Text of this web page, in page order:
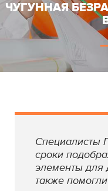
ЧУГУННАЯ
Специалисты
сроки
элементы для
также